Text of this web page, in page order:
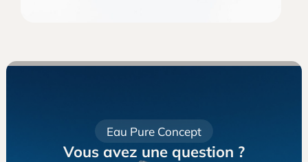
Eau Pure Concept
Vous avez une question ?